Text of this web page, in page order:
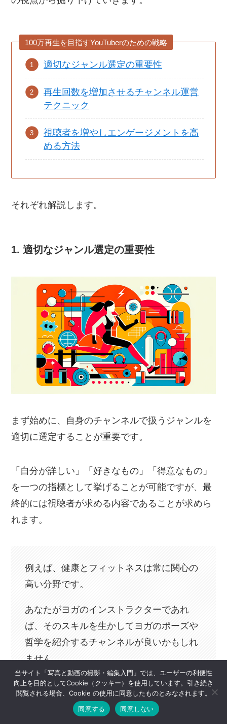
100万再生を目指すYouTuberのための戦略
適切なジャンル選定の重要性
再生回数を増加させるチャンネル運営
テクニック
視聴者を増やしエンゲージメントを高
める方法
それぞれ解説します。
1. 適切なジャンル選定の重要性
まず始めに、自身のチャンネルで扱うジャンルを
適切に選定することが重要です。
「自分が詳しい」「好きなもの」「得意なもの」
を一つの指標として挙げることが可能ですが、最
終的には視聴者が求める内容であることが求めら
れます。
例えば、健康とフィットネスは常に関心の
高い分野です。
あなたがヨガのインストラクターであれ
ば、そのスキルを生かしてヨガのポーズや
哲学を紹介するチャンネルが良いかもしれ
ません。
時間が経っても視聴者の心をつかむことが
できるでしょう。
当サイト「写真と動画の撮影・編集入門」では、ユーザーの利便性
向上を目的としてCookie（クッキー）を使用しています。引き続き
閲覧される場合、Cookie の使用に同意したものとみなされます。
同意する
同意しない